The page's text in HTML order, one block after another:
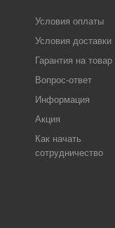
Условия оплаты
Условия доставки
Гарантия на товар
Вопрос-ответ
Информация
Акция
Как начать
сотрудничество